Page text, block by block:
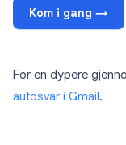
Kom i gang →
For en dypere
autosvar i Gmail .